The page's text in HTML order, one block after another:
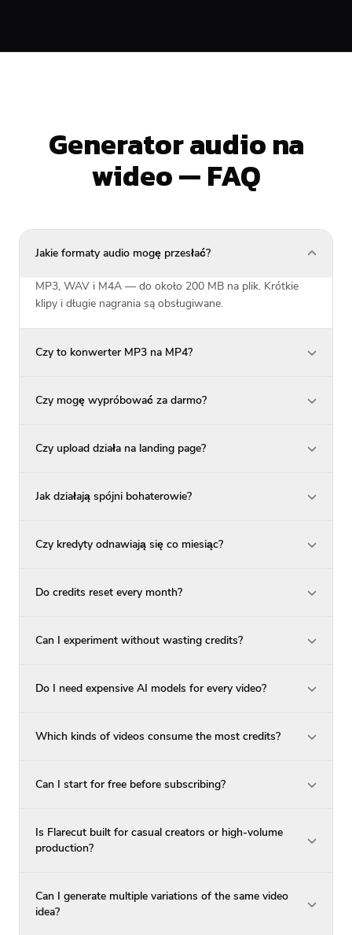
Generator audio na
wideo — FAQ
Jakie formaty audio mogę przesłać?
MP3, WAV i M4A — do około 200 MB na plik. Krótkie
klipy i długie nagrania są obsługiwane.
Czy to konwerter MP3 na MP4?
Czy mogę wypróbować za darmo?
Czy upload działa na landing page?
Jak działają spójni bohaterowie?
Czy kredyty odnawiają się co miesiąc?
Do credits reset every month?
Can I experiment without wasting credits?
Do I need expensive AI models for every video?
Which kinds of videos consume the most credits?
Can I start for free before subscribing?
Is Flarecut built for casual creators or high-volume
production?
Can I generate multiple variations of the same video
idea?